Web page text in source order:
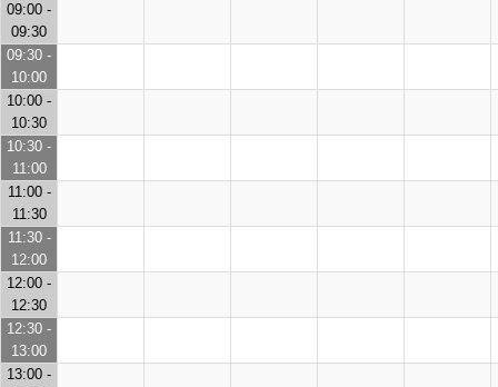
09:00 -
09:30
09:30 -
10:00
10:00 -
10:30
10:30 -
11:00
11:00 -
11:30
11:30 -
12:00
12:00 -
12:30
12:30 -
13:00
13:00 -